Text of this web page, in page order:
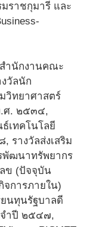
ราชกุมารี และ
านักงานคณะ
วัลนัก
วิทยาศาสตร์
.ศ. ๒๕๓๔,
เทคโนโลยี
รางวัลส่งเสริม
พัฒนาทรัพยากร
ข (ปัจจุบัน
จการภายใน)
นทุนรัฐบาลดี
จําปี ๒๕๔๗,